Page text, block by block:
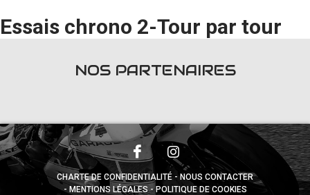
RÉSULTATS
accéder à la billetterie
Essais chrono 2-Tour par tour
NOS PARTENAIRES
CHARTE DE CONFIDENTIALITÉ
NOUS CONTACTER
MENTIONS LÉGALES
POLITIQUE DE COOKIES